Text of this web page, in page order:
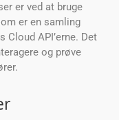
er ved at bruge
er en samling
Cloud API’erne. Det
og prøve